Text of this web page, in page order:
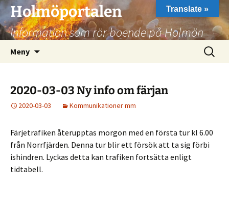
Hoppa
till
innehåll
Holmöportalen
Information som rör boende på Holmön
Meny
Sök
efter:
2020-03-03 Ny info om färjan
2020-03-03 Kommunikationer mm
Färjetrafiken återupptas morgon med en första tur kl 6.00
från Norrfjärden. Denna tur blir ett försök att ta sig förbi
ishindren. Lyckas detta kan trafiken fortsätta enligt
tidtabell.
Translate »